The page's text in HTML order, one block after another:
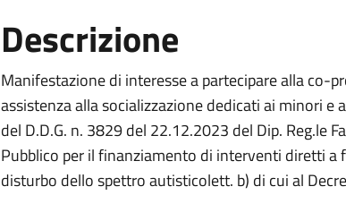
Descrizione
Manifestazione di interesse a partecipare alla co-
assistenza alla socializzazione dedicati ai minori
del D.D.G. n. 3829 del 22.12.2023 del Dip. Reg.le
Pubblico per il finanziamento di interventi diretti a
disturbo dello spettro autisticolett. b) di cui al